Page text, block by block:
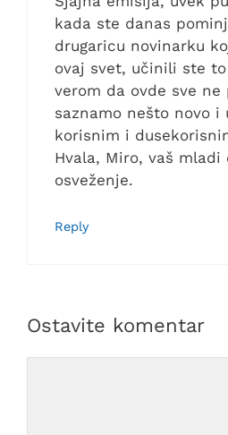
kada ste danas
drugaricu novinarku
ovaj svet, učinili ste
verom da ovde sve
saznamo nešto novo i
korisnim i
Hvala, Miro, vaš mladi
osveženje.
Reply
Ostavite komentar